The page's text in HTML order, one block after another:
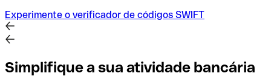
Experimente o verificador de códigos SWIFT
Simplifique a sua atividade bancária